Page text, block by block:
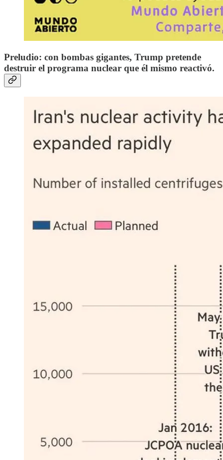
Preludio: con bombas gigantes, Trump pretende
destruir el programa nuclear que él mismo reactivó.